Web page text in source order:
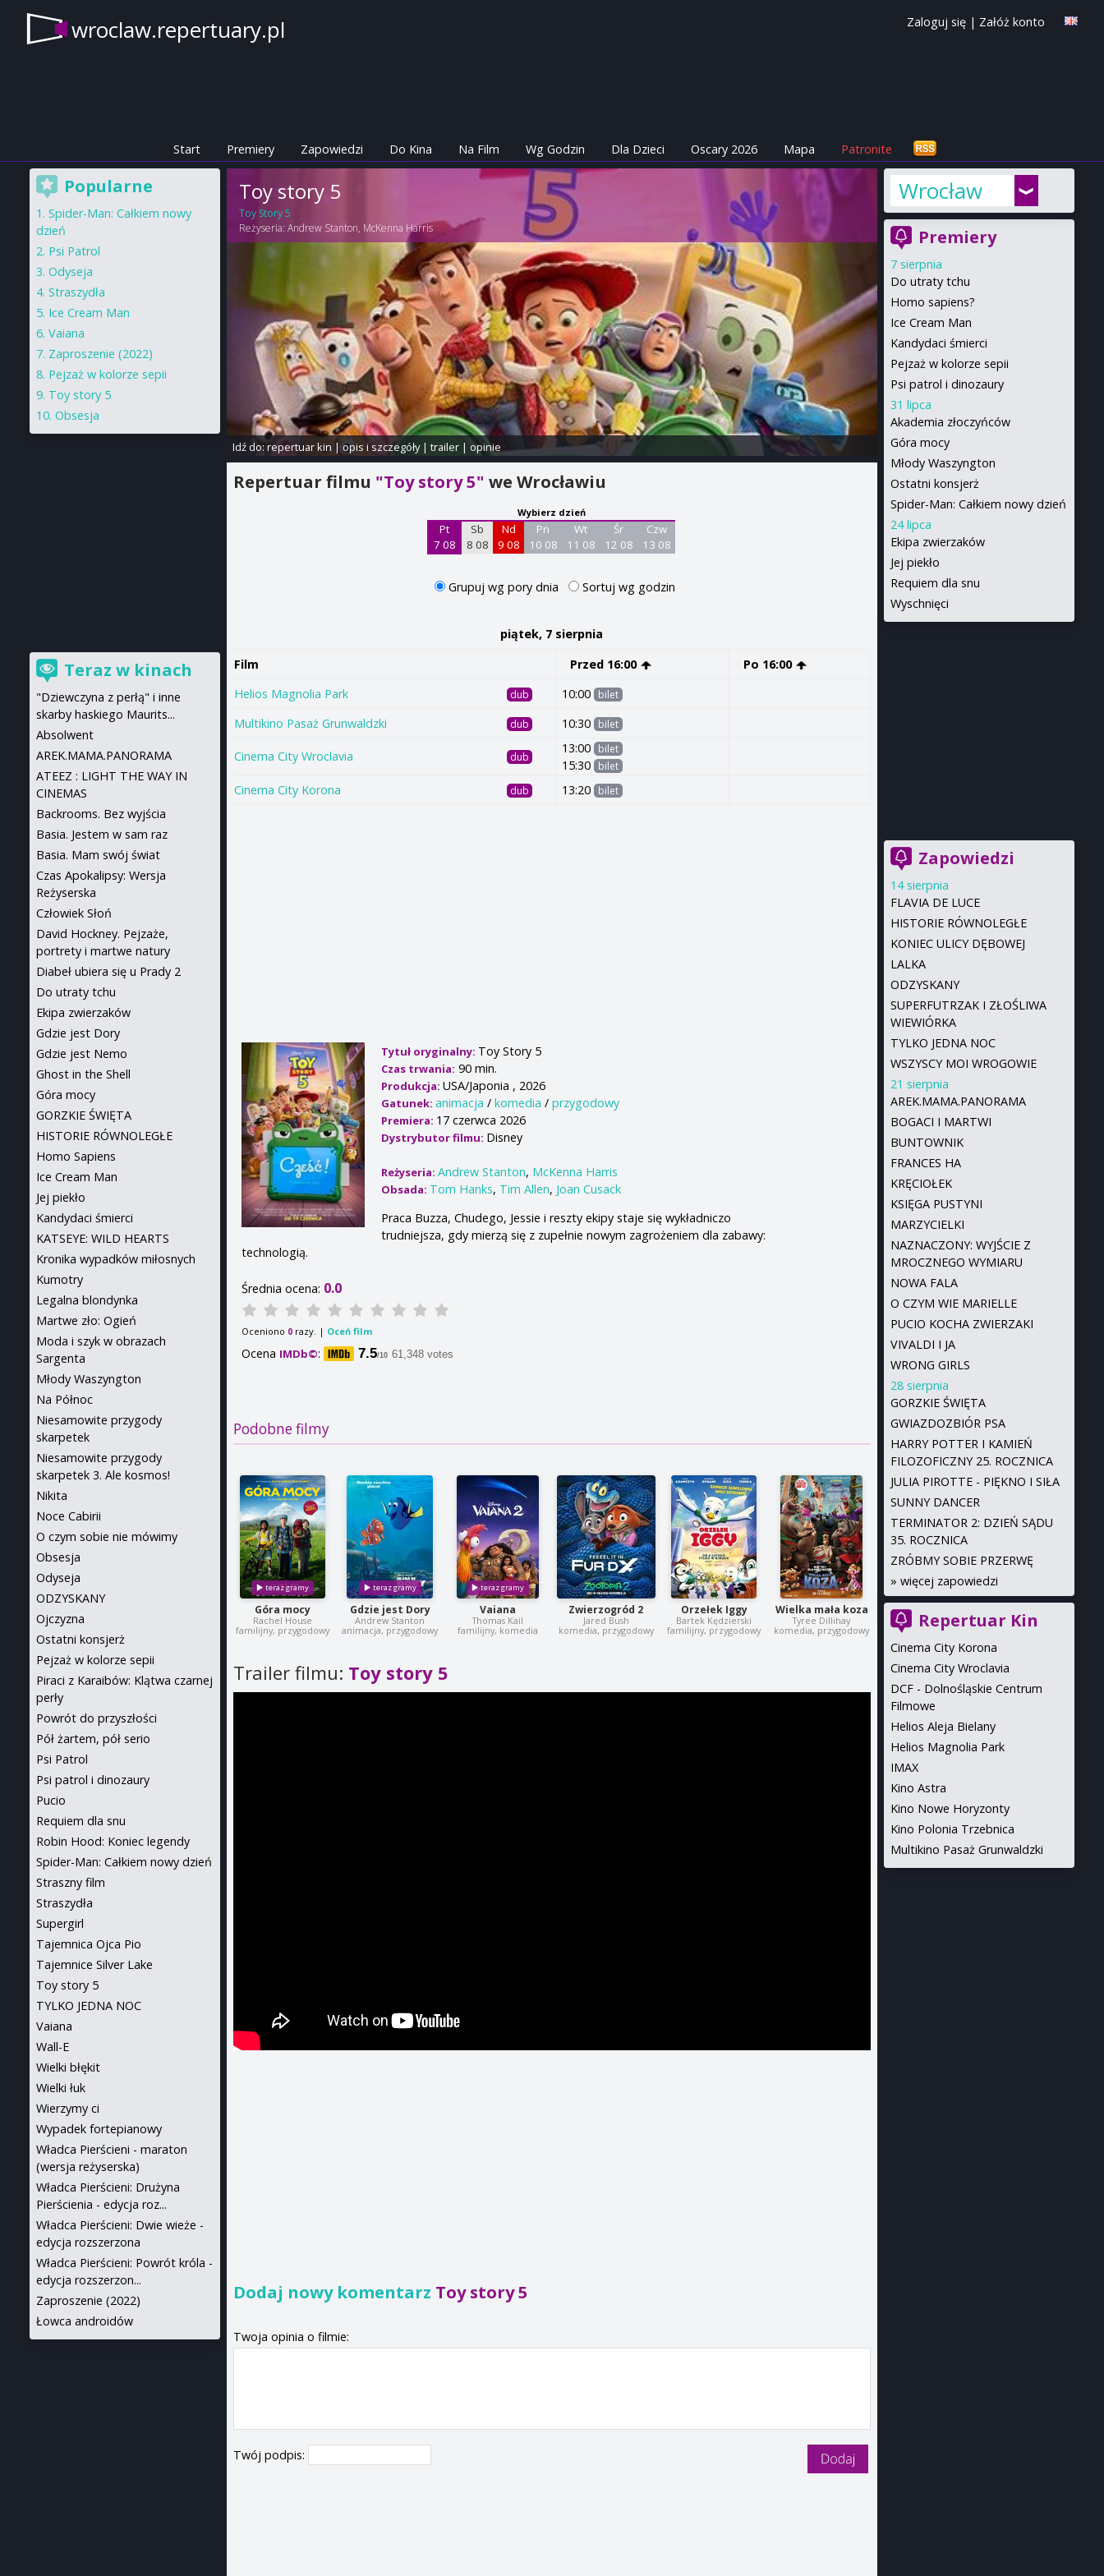
wroclaw.repertuary.pl Zaloguj się | Załóż konto
Start Premiery Zapowiedzi Do Kina Na Film Wg Godzin Dla Dzieci Oscary 2026 Mapa Patronite
Toy story 5
Toy Story 5
Reżyseria:Andrew Stanton, McKenna Harris
Idź do: repertuar kin |opis i szczegóły| trailer| opinie
Repertuar filmu "Toy story 5"we Wrocławiu
Wybierz dzień
Pt
7 08
Sb
8 08
Nd
9 08
Pn
10 08
Wt
11 08
Śr
12 08
Czw
13 08
Grupuj wg pory dnia Sortuj wg godzin
piątek, 7 sierpnia
Film
Przed 16:00
Po 16:00
Helios Magnolia Park
dub 10:00 bilet
Multikino Pasaż Grunwaldzki dub 10:30 bilet
Cinema City Wroclavia dub
13:00 bilet
15:30 bilet
Cinema City Korona dub 13:20 bilet
Tytuł oryginalny: Toy Story 5
Czas trwania: 90 min.
Produkcja:USA/Japonia , 2026
Gatunek:animacja /komedia /przygodowy
Premiera: 17 czerwca 2026
Dystrybutor filmu: Disney
Reżyseria:Andrew Stanton, McKenna Harris
Obsada: Tom Hanks, Tim Allen, Joan Cusack
Praca Buzza, Chudego, Jessie i reszty ekipy staje się wykładniczo
trudniejsza, gdy mierzą się z zupełnie nowym zagrożeniem dla zabawy:
technologią.
Średnia ocena: 0.0
Oceniono 0 razy. | Oceń film
Ocena IMDb©: 7.5/10 61,348 votes
Podobne filmy
Góra mocy
Rachel House
familijny, przygodowy
Gdzie jest Dory
Andrew Stanton
animacja, przygodowy
Vaiana
Thomas Kail
familijny, komedia
Zwierzogród 2
Jared Bush
komedia, przygodowy
Orzełek Iggy
Bartek Kędzierski
familijny, przygodowy
Wielka mała koza
Tyree Dillihay
komedia, przygodowy
Trailer filmu: Toy story 5
Dodaj nowy komentarz Toy story 5
Twoja opinia o filmie:
Twój podpis:
Wrocław
Premiery
7 sierpnia
Do utraty tchu
Homo sapiens?
Ice Cream Man
Kandydaci śmierci
Pejzaż w kolorze sepii
Psi patrol i dinozaury
31 lipca
Akademia złoczyńców
Góra mocy
Młody Waszyngton
Ostatni konsjerż
Spider-Man: Całkiem nowy dzień
24 lipca
Ekipa zwierzaków
Jej piekło
Requiem dla snu
Wyschnięci
Zapowiedzi
14 sierpnia
FLAVIA DE LUCE
HISTORIE RÓWNOLEGŁE
KONIEC ULICY DĘBOWEJ
LALKA
ODZYSKANY
SUPERFUTRZAK I ZŁOŚLIWA
WIEWIÓRKA
TYLKO JEDNA NOC
WSZYSCY MOI WROGOWIE
21 sierpnia
AREK.MAMA.PANORAMA
BOGACI I MARTWI
BUNTOWNIK
FRANCES HA
KRĘCIOŁEK
KSIĘGA PUSTYNI
MARZYCIELKI
NAZNACZONY: WYJŚCIE Z
MROCZNEGO WYMIARU
NOWA FALA
O CZYM WIE MARIELLE
PUCIO KOCHA ZWIERZAKI
VIVALDI I JA
WRONG GIRLS
28 sierpnia
GORZKIE ŚWIĘTA
GWIAZDOZBIÓR PSA
HARRY POTTER I KAMIEŃ
FILOZOFICZNY 25. ROCZNICA
JULIA PIROTTE - PIĘKNO I SIŁA
SUNNY DANCER
TERMINATOR 2: DZIEŃ SĄDU
35. ROCZNICA
ZRÓBMY SOBIE PRZERWĘ
» więcej zapowiedzi
Repertuar Kin
Cinema City Korona
Cinema City Wroclavia
DCF - Dolnośląskie Centrum
Filmowe
Helios Aleja Bielany
Helios Magnolia Park
IMAX
Kino Astra
Kino Nowe Horyzonty
Kino Polonia Trzebnica
Multikino Pasaż Grunwaldzki
Popularne
Spider-Man: Całkiem nowy
dzień
Psi Patrol
Odyseja
Straszydła
Ice Cream Man
Vaiana
Zaproszenie (2022)
Pejzaż w kolorze sepii
Toy story 5
Obsesja
Teraz w kinach
"Dziewczyna z perłą" i inne
skarby haskiego Maurits...
Absolwent
AREK.MAMA.PANORAMA
ATEEZ : LIGHT THE WAY IN
CINEMAS
Backrooms. Bez wyjścia
Basia. Jestem w sam raz
Basia. Mam swój świat
Czas Apokalipsy: Wersja
Reżyserska
Człowiek Słoń
David Hockney. Pejzaże,
portrety i martwe natury
Diabeł ubiera się u Prady 2
Do utraty tchu
Ekipa zwierzaków
Gdzie jest Dory
Gdzie jest Nemo
Ghost in the Shell
Góra mocy
GORZKIE ŚWIĘTA
HISTORIE RÓWNOLEGŁE
Homo Sapiens
Ice Cream Man
Jej piekło
Kandydaci śmierci
KATSEYE: WILD HEARTS
Kronika wypadków miłosnych
Kumotry
Legalna blondynka
Martwe zło: Ogień
Moda i szyk w obrazach
Sargenta
Młody Waszyngton
Na Północ
Niesamowite przygody
skarpetek
Niesamowite przygody
skarpetek 3. Ale kosmos!
Nikita
Noce Cabirii
O czym sobie nie mówimy
Obsesja
Odyseja
ODZYSKANY
Ojczyzna
Ostatni konsjerż
Pejzaż w kolorze sepii
Piraci z Karaibów: Klątwa czarnej
perły
Powrót do przyszłości
Pół żartem, pół serio
Psi Patrol
Psi patrol i dinozaury
Pucio
Requiem dla snu
Robin Hood: Koniec legendy
Spider-Man: Całkiem nowy dzień
Straszny film
Straszydła
Supergirl
Tajemnica Ojca Pio
Tajemnice Silver Lake
Toy story 5
TYLKO JEDNA NOC
Vaiana
Wall-E
Wielki błękit
Wielki łuk
Wierzymy ci
Wypadek fortepianowy
Władca Pierścieni - maraton
(wersja reżyserska)
Władca Pierścieni: Drużyna
Pierścienia - edycja roz...
Władca Pierścieni: Dwie wieże -
edycja rozszerzona
Władca Pierścieni: Powrót króla -
edycja rozszerzon...
Zaproszenie (2022)
Łowca androidów